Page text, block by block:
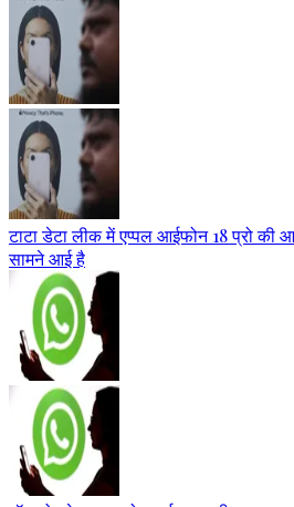
टाटा डेटा लीक में एप्पल आईफोन 18 प्रो की
सामने आई है